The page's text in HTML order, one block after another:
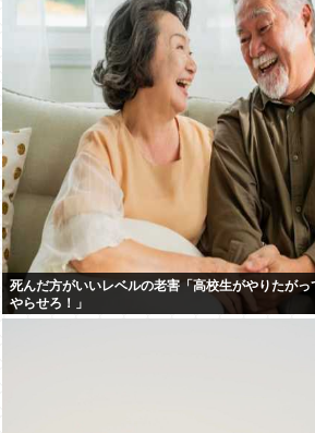
死んだ方がいいレベルの老害「高校生がやりたが
やらせろ！」